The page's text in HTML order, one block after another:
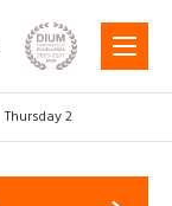
MENU
Thursday 2